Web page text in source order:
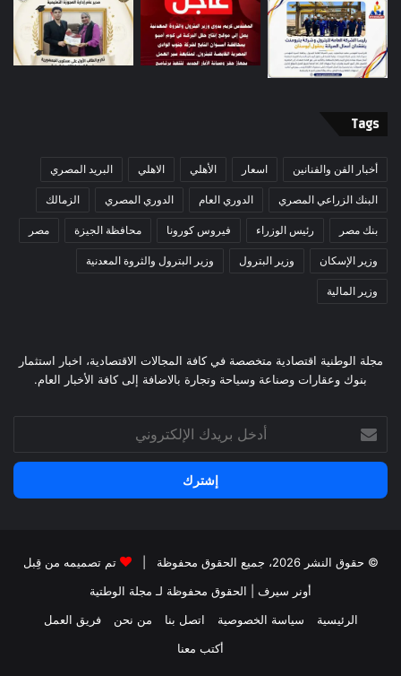
Tags
أخبار الفن والفنانين اسعار الأهلي الاهلي البريد المصري
البنك الزراعي المصري الدوري العام الدوري المصري الزمالك
بنك مصر رئيس الوزراء فيروس كورونا محافظة الجيزة مصر
وزير الإسكان وزير البترول وزير البترول والثروة المعدنية
وزير المالية
مجلة الوطنية اقتصادية متخصصة في كافة المجالات الاقتصادية، اخبار استثمار
بنوك وعقارات وصناعة وسياحة وتجارة بالاضافة إلى كافة الأخبار العام.
بريدك
الإلكتروني
© حقوق النشر 2026، جميع الحقوق محفوظة |
تم تصميمه من قِبل
أونر سيرف | الحقوق محفوظة لـ مجلة الوطتية
الرئيسية
سياسة الخصوصية اتصل بنا من نحن
فريق العمل
أكتب معنا